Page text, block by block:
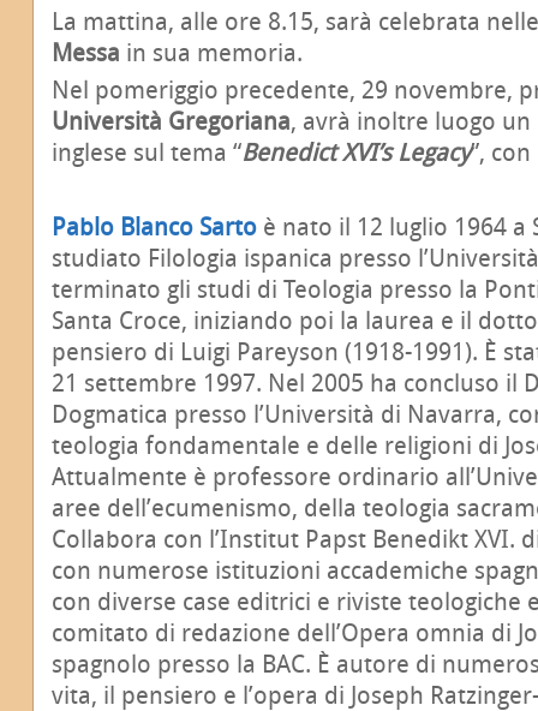
La mattina, alle ore 8.15, sarà celebrata
Messa in sua memoria.
Nel pomeriggio precedente, 29 novembre,
Università Gregoriana, avrà inoltre luogo un
inglese sul tema “Benedict XVI’s Legacy”,
Pablo Blanco Sarto è nato il 12 luglio 1964 a
studiato Filologia ispanica presso
terminato gli studi di Teologia presso la
Santa Croce, iniziando poi la laurea e il
pensiero di Luigi Pareyson (1918-1991). È
21 settembre 1997. Nel 2005 ha concluso il
Dogmatica presso l’Università di Navarra,
teologia fondamentale e delle religioni di
Attualmente è professore ordinario
aree dell’ecumenismo, della teologia
Collabora con l’Institut Papst Benedikt XVI.
con numerose istituzioni accademiche
con diverse case editrici e riviste teologiche
comitato di redazione dell’Opera omnia di
spagnolo presso la BAC. È autore di
vita, il pensiero e l’opera di Joseph